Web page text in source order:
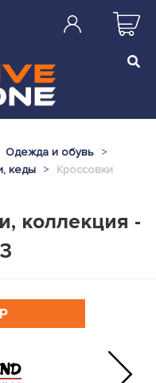
Одежда и обувь
кеды Кроссовки
коллекция -